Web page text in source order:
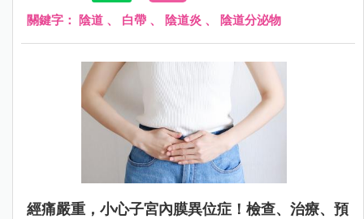
關鍵字： 陰道 、 白帶 、 陰道炎 、 陰道分泌物
經痛嚴重，小心子宮內膜異位症！檢查、治療、預